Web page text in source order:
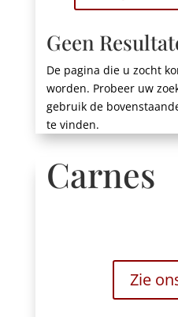
Geen
De pagina die u zocht
worden. Probeer uw
gebruik de
te vinden.
Carnes
Zie